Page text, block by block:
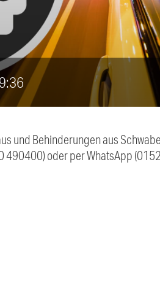
und Behinderungen aus
490400) oder per WhatsApp